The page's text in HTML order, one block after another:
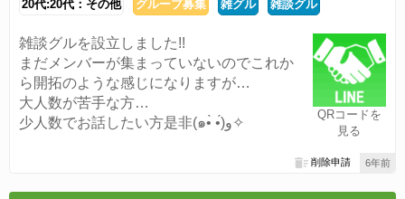
20代:20代：その他 グループ募集 雑グル 雑談グル
QRコードを
見る
雑談グルを設立しました!!
まだメンバーが集まっていないのでこれか
ら開拓のような感じになりますが…
大人数が苦手な方…
少人数でお話したい方是非(๑•̀ •́)و✧
6年前
削除申請